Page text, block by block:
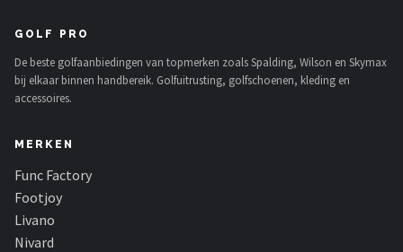
GOLF PRO
De beste golfaanbiedingen van topmerken zoals Spalding, Wilson en Skymax
bij elkaar binnen handbereik. Golfuitrusting, golfschoenen, kleding en
accessoires.
MERKEN
Func Factory
Footjoy
Livano
Nivard